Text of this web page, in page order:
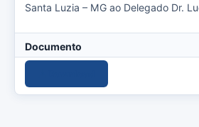
Santa Luzia – MG ao Delegado Dr.
Documento